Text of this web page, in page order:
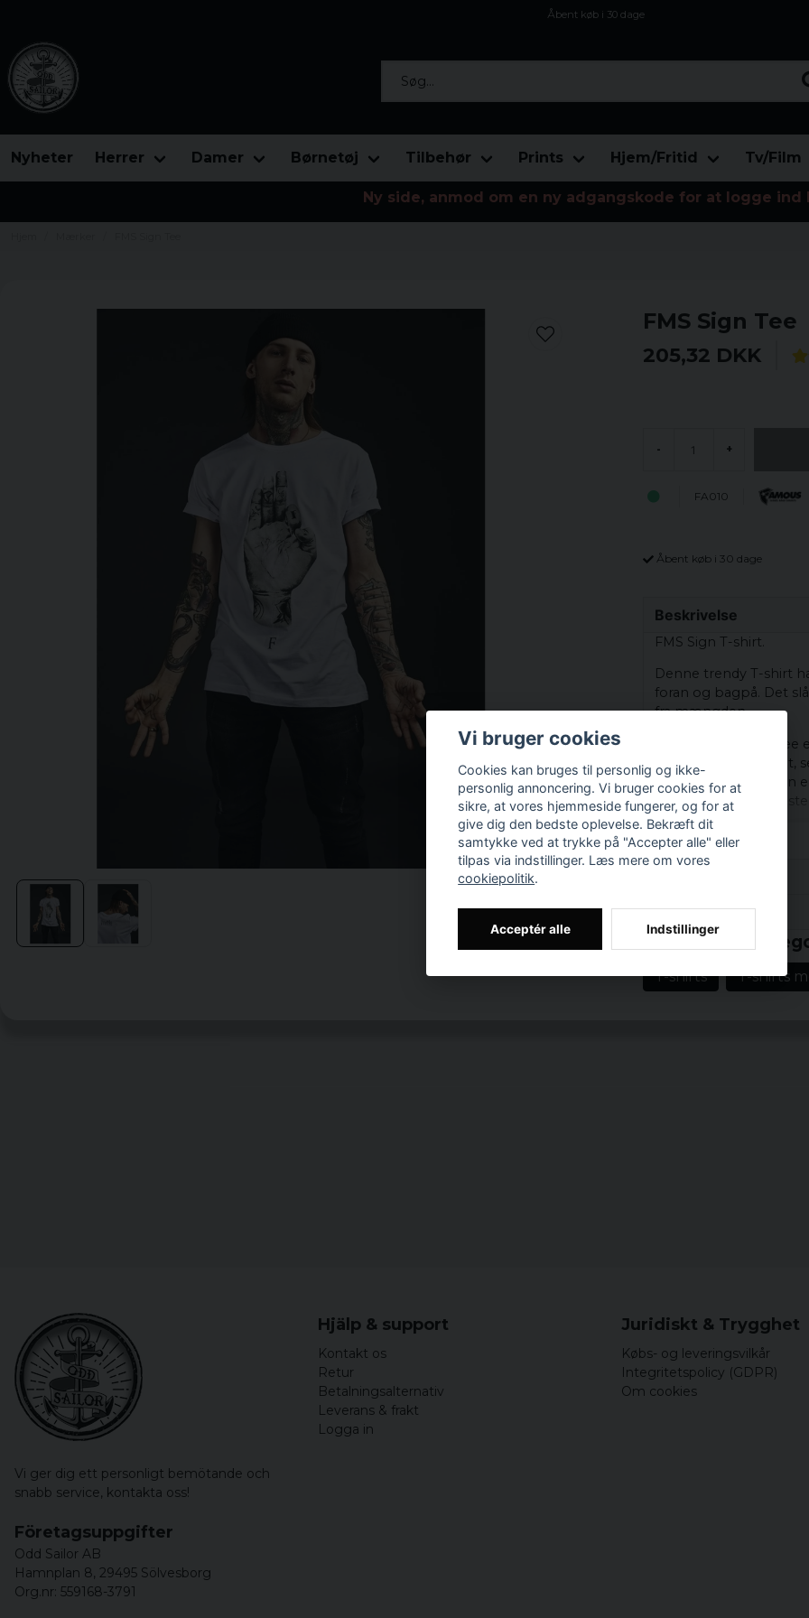
Åbent køb i 30 dage
Nyheter Herrer Damer Børnetøj Tilbehør Prints Hjem/Fritid Tv/Film
Ny side, anmod om en ny adgangskode for at logge ind
FMS Sign Tee
205,32 DKK
- +
FA010
Åbent køb i 30 dage
Beskrivelse
FMS Sign T-shirt.
Denne trendy T-shirt
foran og bagpå. Det
fra mængden.
"F"et på FMS Sign
hånd og siger
fingrene gør skjorten
blandt
hvilket gør den til det
statement.
Hvis du stadig er
egenskab gør FMS
at brandet ikke kun
mangfoldighed.
Køn: Mand
Tobias
Prishistorik
Relaterede
T-shirts T-shirts
Vi ger dig ett personligt bemötande och
snabb service, kontakta oss!
Hjälp & support
Kontakt os
Retur
Betalningsalternativ
Leverans & frakt
Logga in
Juridiskt & Trygghet
Købs- og leveringsvilkår
Integritetspolicy (GDPR)
Om cookies
Företagsuppgifter
Odd Sailor AB
Hamnplan 8, 29495 Sölvesborg
Org.nr: 559168-3791
Vi bruger cookies
Cookies kan bruges til personlig og ikke-
personlig annoncering. Vi bruger cookies for at
sikre, at vores hjemmeside fungerer, og for at
give dig den bedste oplevelse. Bekræft dit
samtykke ved at trykke på "Accepter alle" eller
tilpas via indstillinger. Læs mere om vores
cookiepolitik.
Acceptér alle Indstillinger